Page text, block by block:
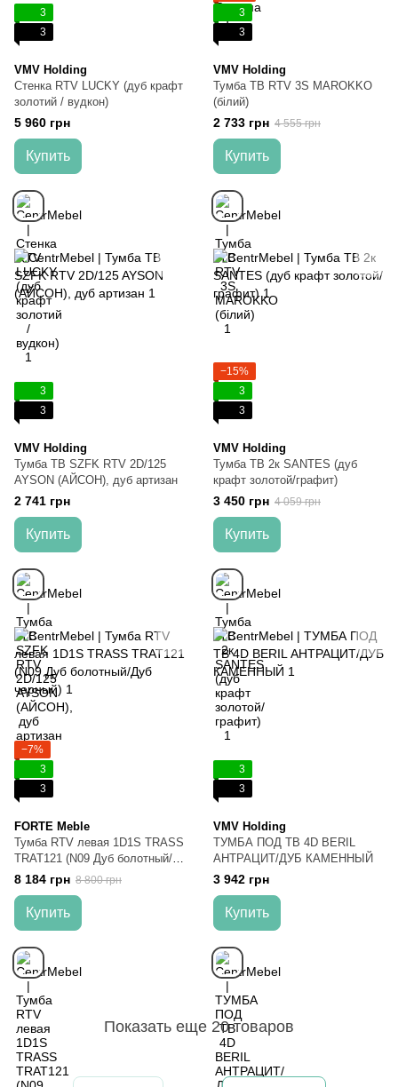
3
3
VMV Holding
Стенка RTV LUCKY (дуб крафт
золотий / вудкон)
5 960 грн
Купить
3
3
VMV Holding
Тумба ТВ RTV 3S MAROKKO
(білий)
2 733 грн 4 555 грн
Купить
3
3
VMV Holding
Тумба ТВ SZFK RTV 2D/125
AYSON (АЙСОН), дуб артизан
2 741 грн
Купить
−15%
3
3
VMV Holding
Тумба ТВ 2к SANTES (дуб
крафт золотой/графит)
3 450 грн 4 059 грн
Купить
−7%
3
3
FORTE Meble
Тумба RTV левая 1D1S TRASS
TRAT121 (N09 Дуб болотный/
Дуб черный)
8 184 грн 8 800 грн
Купить
3
3
VMV Holding
ТУМБА ПОД ТВ 4D BERIL
АНТРАЦИТ/ДУБ КАМЕННЫЙ
3 942 грн
Купить
Показать еще 20 товаров